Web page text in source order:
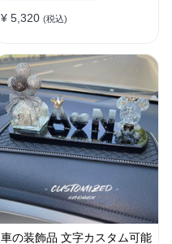
¥ 5,320 (税込)
車の装飾品 文字カスタム可能